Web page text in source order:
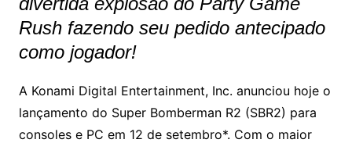
Rush fazendo seu pedido antecipado
como jogador!
A Konami Digital Entertainment, Inc. anunciou hoje o
lançamento do Super Bomberman R2 (SBR2) para
consoles e PC em 12 de setembro*. Com o maior